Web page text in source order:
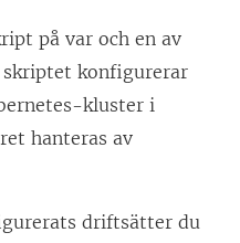
på var och en av
konfigurerar
kluster i
hanteras av
driftsätter du